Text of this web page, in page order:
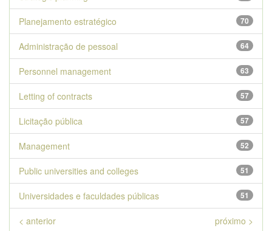
70
Planejamento estratégico
64
Administração de pessoal
63
Personnel management
57
Letting of contracts
57
Licitação pública
52
Management
51
Public universities and colleges
51
Universidades e faculdades públicas
< anterior próximo >